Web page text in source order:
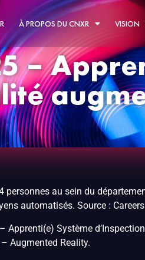
À PROPOS DU CNXR VISION
–
personnes au sein du
automatisés. Source : Careers
Apprenti(e) Système
Augmented Reality.